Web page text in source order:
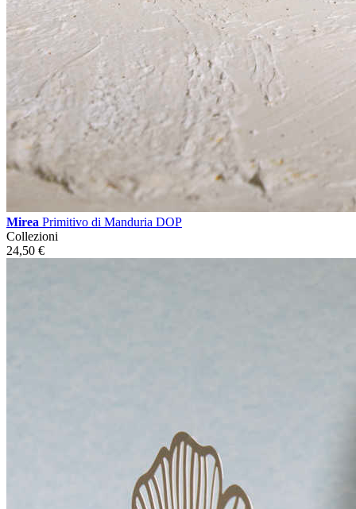
Mirea Primitivo di Manduria DOP
Collezioni
24,50 €